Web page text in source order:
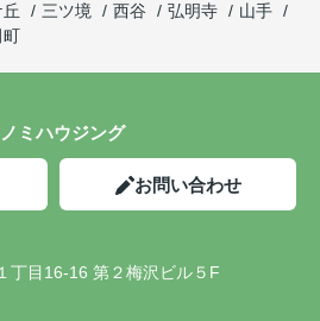
三ツ境 西谷 弘明寺
山手
町
ミハウジング
お問い合わせ
丁目16-16 第２梅沢ビル５F